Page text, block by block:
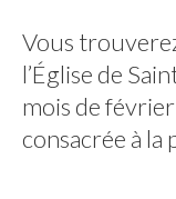
Vous
l’Église de
mois de
consacrée à